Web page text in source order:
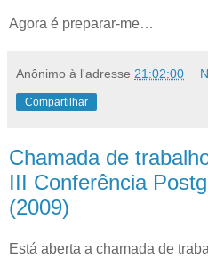
Agora é preparar-me…
Anônimo à l'adresse 21:02:00
Compartilhar
Chamada de
III Conferência
(2009)
Está aberta a chamada de